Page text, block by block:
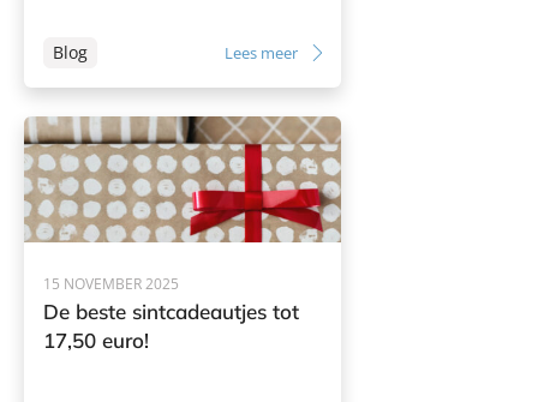
Blog Lees meer
15 NOVEMBER 2025
De beste sintcadeautjes tot
17,50 euro!